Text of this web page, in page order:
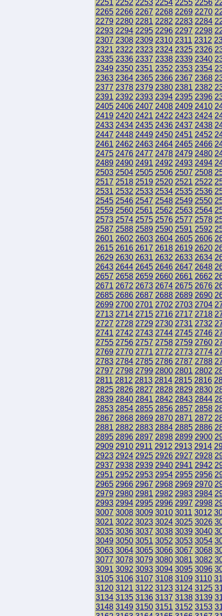
2251 2252 2253 2254 2255 2256
2265 2266 2267 2268 2269 2270
2279 2280 2281 2282 2283 2284
2293 2294 2295 2296 2297 2298
2307 2308 2309 2310 2311 2312
2321 2322 2323 2324 2325 2326
2335 2336 2337 2338 2339 2340
2349 2350 2351 2352 2353 2354
2363 2364 2365 2366 2367 2368
2377 2378 2379 2380 2381 2382
2391 2392 2393 2394 2395 2396
2405 2406 2407 2408 2409 2410
2419 2420 2421 2422 2423 2424
2433 2434 2435 2436 2437 2438
2447 2448 2449 2450 2451 2452
2461 2462 2463 2464 2465 2466
2475 2476 2477 2478 2479 2480
2489 2490 2491 2492 2493 2494
2503 2504 2505 2506 2507 2508
2517 2518 2519 2520 2521 2522
2531 2532 2533 2534 2535 2536
2545 2546 2547 2548 2549 2550
2559 2560 2561 2562 2563 2564
2573 2574 2575 2576 2577 2578
2587 2588 2589 2590 2591 2592
2601 2602 2603 2604 2605 2606
2615 2616 2617 2618 2619 2620
2629 2630 2631 2632 2633 2634
2643 2644 2645 2646 2647 2648
2657 2658 2659 2660 2661 2662
2671 2672 2673 2674 2675 2676
2685 2686 2687 2688 2689 2690
2699 2700 2701 2702 2703 2704
2713 2714 2715 2716 2717 2718
2727 2728 2729 2730 2731 2732
2741 2742 2743 2744 2745 2746
2755 2756 2757 2758 2759 2760
2769 2770 2771 2772 2773 2774
2783 2784 2785 2786 2787 2788
2797 2798 2799 2800 2801 2802
2811 2812 2813 2814 2815 2816
2825 2826 2827 2828 2829 2830
2839 2840 2841 2842 2843 2844
2853 2854 2855 2856 2857 2858
2867 2868 2869 2870 2871 2872
2881 2882 2883 2884 2885 2886
2895 2896 2897 2898 2899 2900
2909 2910 2911 2912 2913 2914
2923 2924 2925 2926 2927 2928
2937 2938 2939 2940 2941 2942
2951 2952 2953 2954 2955 2956
2965 2966 2967 2968 2969 2970
2979 2980 2981 2982 2983 2984
2993 2994 2995 2996 2997 2998
3007 3008 3009 3010 3011 3012
3021 3022 3023 3024 3025 3026
3035 3036 3037 3038 3039 3040
3049 3050 3051 3052 3053 3054
3063 3064 3065 3066 3067 3068
3077 3078 3079 3080 3081 3082
3091 3092 3093 3094 3095 3096
3105 3106 3107 3108 3109 3110
3120 3121 3122 3123 3124 3125
3134 3135 3136 3137 3138 3139
3148 3149 3150 3151 3152 3153